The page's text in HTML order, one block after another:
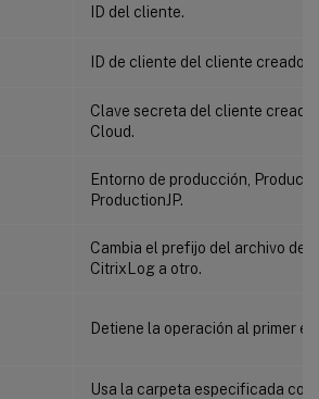
ID del cliente.
ID de cliente del cliente creado
Clave secreta del cliente creada
Cloud.
Entorno de producción,
ProductionJP.
Cambia el prefijo del archivo de
CitrixLog a otro.
Detiene la operación al primer
Usa la carpeta especificada